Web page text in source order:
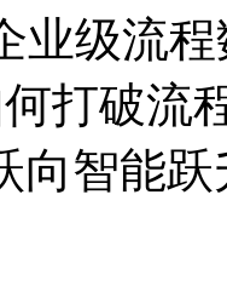
业级流
破流程
智能跃